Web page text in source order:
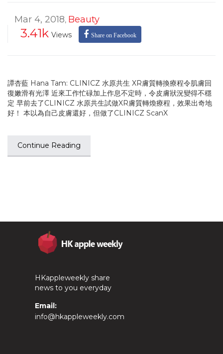
Mar 4, 2018, Beauty
3.41k Views Share on Facebook
譚杏藍 Hana Tam: CLINICZ 水原共生 XR膚質轉換療程令肌膚回
復嫩滑有光澤 近來工作忙碌加上作息不定時，令皮膚狀況變得不穩
定 早前去了CLINICZ 水原共生試做XR膚質轉煥療程，效果出奇地
好！ 本以為自己皮膚還好，但做了CLINICZ ScanX
Continue Reading
HKappleweekly share
news to you everyday
Email:
info@hkappleweekly.com